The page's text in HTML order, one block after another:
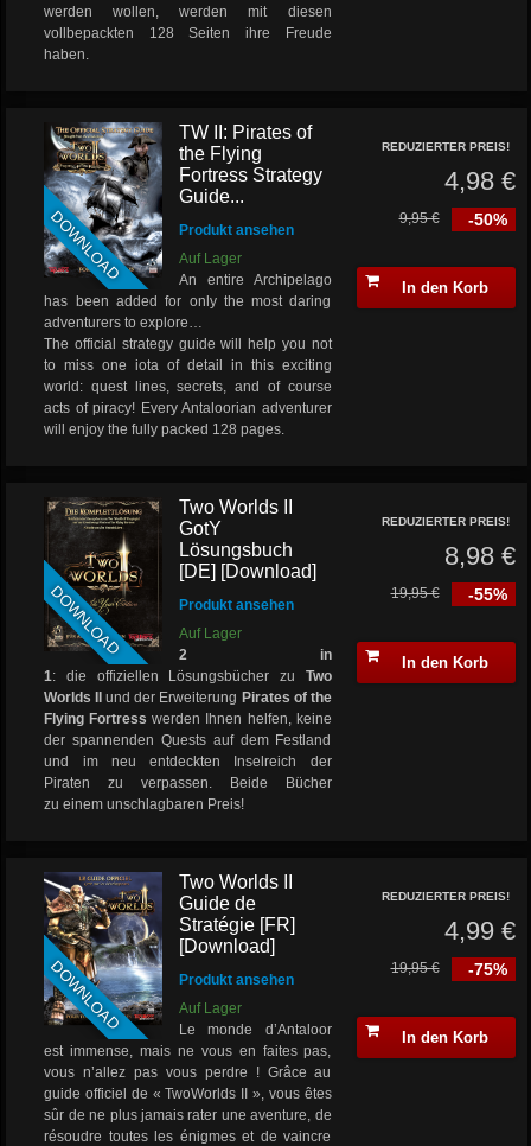
werden wollen, werden mit diesen
vollbepackten 128 Seiten ihre Freude
haben.
DOWNLOAD
TW II: Pirates of
the Flying
Fortress Strategy
Guide...
Produkt ansehen
Auf Lager
An entire Archipelago
has been added for only the most daring
adventurers to explore…
The official strategy guide will help you not
to miss one iota of detail in this exciting
world: quest lines, secrets, and of course
acts of piracy! Every Antaloorian adventurer
will enjoy the fully packed 128 pages.
REDUZIERTER PREIS!
4,98 €
-50%
9,95 €
In den Korb
DOWNLOAD
Two Worlds II
GotY
Lösungsbuch
[DE] [Download]
Produkt ansehen
Auf Lager
2 in
1: die offiziellen Lösungsbücher zu Two
Worlds II
und der Erweiterung Pirates of the
Flying Fortress werden Ihnen helfen, keine
der spannenden Quests auf dem Festland
und im neu entdeckten Inselreich der
Piraten zu verpassen. Beide Bücher
zu einem unschlagbaren Preis!
REDUZIERTER PREIS!
8,98 €
-55%
19,95 €
In den Korb
DOWNLOAD
Two Worlds II
Guide de
Stratégie [FR]
[Download]
Produkt ansehen
Auf Lager
Le monde d’Antaloor
est immense, mais ne vous en faites pas,
vous n’allez pas vous perdre ! Grâce au
guide officiel de « TwoWorlds II », vous êtes
sûr de ne plus jamais rater une aventure, de
résoudre toutes les énigmes et de vaincre
REDUZIERTER PREIS!
4,99 €
-75%
19,95 €
In den Korb